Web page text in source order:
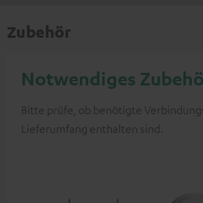
Zubehör
Notwendiges
Bitte prüfe, ob benötigte
Lieferumfang enthalten sind.